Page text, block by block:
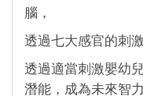
腦，
透過七大感官的刺
透過適當刺激嬰幼
潛能，成為未來智